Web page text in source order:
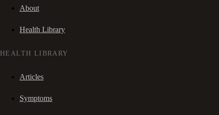
About
Health Library
HEALTH LIBRARY
Articles
Symptoms